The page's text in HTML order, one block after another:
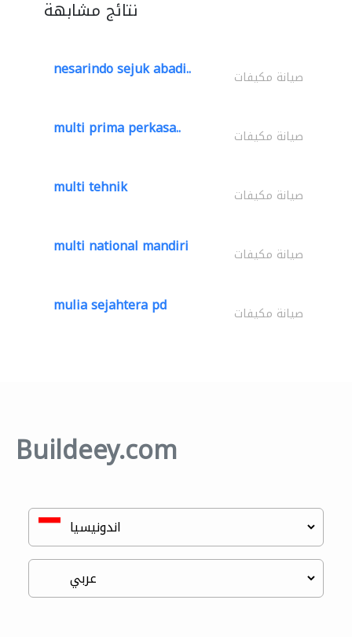
نتائج مشابهة
nesarindo sejuk abadi.. صيانة مكيفات
multi prima perkasa.. صيانة مكيفات
multi tehnik صيانة مكيفات
multi national mandiri صيانة مكيفات
mulia sejahtera pd صيانة مكيفات
Buildeey.com